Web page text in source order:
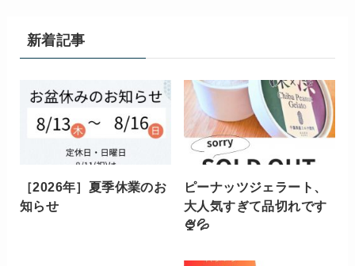
新着記事
［2026年］夏季休業のお
知らせ
ピーナッツジェラート、
大人気すぎて品切れです
🍨💦